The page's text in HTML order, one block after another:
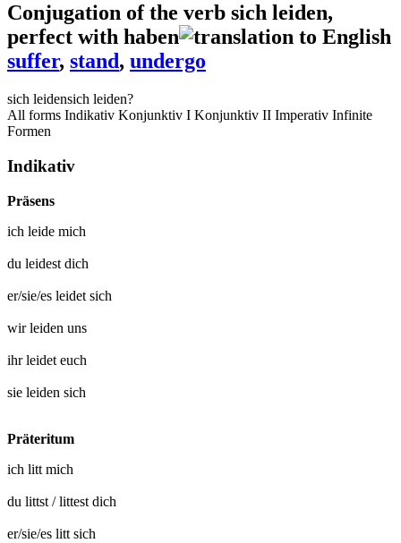
Conjugation of the verb sich leiden,
perfect with haben
suffer, stand, undergo
sich leidensich leiden?
All forms Indikativ Konjunktiv I Konjunktiv II Imperativ Infinite
Formen
Indikativ
Präsens
ich leide mich
du leidest dich
er/sie/es leidet sich
wirleiden uns
ihrleidet euch
sie leiden sich
Präteritum
ich litt mich
du littst /littest dich
er/sie/es litt sich